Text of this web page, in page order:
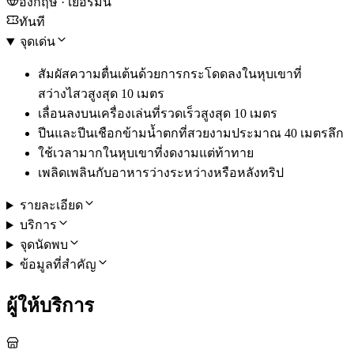
ทันที
จุดเด่น
สัมผัสความตื่นเต้นด้วยการกระโดดลงในหุบเขาที่
สว่างไสวสูงสุด 10 เมตร
เลื่อนลงบนเครื่องเล่นที่รวดเร็วสูงสุด 10 เมตร
ปีนและปีนเชือกข้ามน้ำตกที่สวยงามประมาณ 40 เมตรลึก
ใช้เวลามากในหุบเขาที่งดงามแต่ท้าทาย
เพลิดเพลินกับอาหารว่างระหว่างหรือหลังทริป
รายละเอียด
บริการ
จุดนัดพบ
ข้อมูลที่สำคัญ
ผู้ให้บริการ